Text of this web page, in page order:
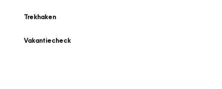
Trekhaken
Vakantiecheck